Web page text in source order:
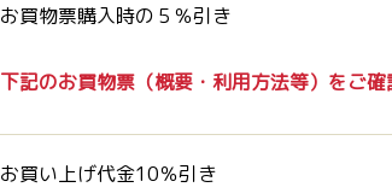
お買物票購入時の５％引き
下記のお買物票（概要・利用方法等）をご確
お買い上げ代金10％引き